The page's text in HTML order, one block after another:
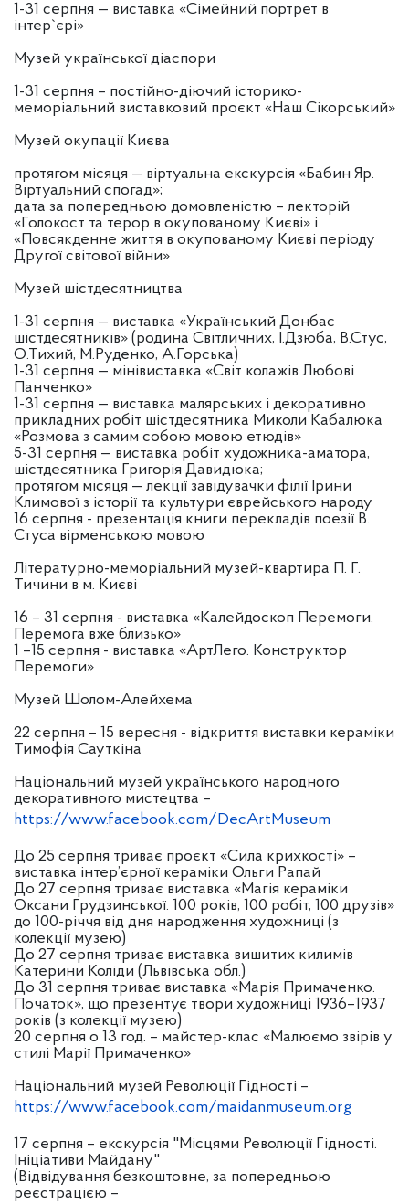
1-31 серпня — виставка «Сімейний портрет в
інтер`єрі»
Музей української діаспори
1-31 серпня – постійно-діючий історико-
меморіальний виставковий проєкт «Наш Сікорський»
Музей окупації Києва
протягом місяця — віртуальна екскурсія «Бабин Яр.
Віртуальний спогад»;
дата за попередньою домовленістю – лекторій
«Голокост та терор в окупованому Києві» і
«Повсякденне життя в окупованому Києві періоду
Другої світової війни»
Музей шістдесятництва
1-31 серпня — виставка «Український Донбас
шістдесятників» (родина Світличних, І.Дзюба, В.Стус,
О.Тихий, М.Руденко, А.Горська)
1-31 серпня — мінівиставка «Світ колажів Любові
Панченко»
1-31 серпня — виставка малярських і декоративно
прикладних робіт шістдесятника Миколи Кабалюка
«Розмова з самим собою мовою етюдів»
5-31 серпня — виставка робіт художника-аматора,
шістдесятника Григорія Давидюка;
протягом місяця — лекції завідувачки філії Ірини
Климової з історії та культури єврейського народу
16 серпня - презентація книги перекладів поезії В.
Стуса вірменською мовою
Літературно-меморіальний музей-квартира П. Г.
Тичини в м. Києві
16 – 31 серпня - виставка «Калейдоскоп Перемоги.
Перемога вже близько»
1 –15 серпня - виставка «АртЛего. Конструктор
Перемоги»
Музей Шолом-Алейхема
22 серпня – 15 вересня - відкриття виставки кераміки
Тимофія Сауткіна
Національний музей українського народного
декоративного мистецтва –
https://www.facebook.com/DecArtMuseum
До 25 серпня триває проєкт «Сила крихкості» –
виставка інтер’єрної кераміки Ольги Рапай
До 27 серпня триває виставка «Магія кераміки
Оксани Грудзинської. 100 років, 100 робіт, 100 друзів»
до 100-річчя від дня народження художниці (з
колекції музею)
До 27 серпня триває виставка вишитих килимів
Катерини Коліди (Львівська обл.)
До 31 серпня триває виставка «Марія Примаченко.
Початок», що презентує твори художниці 1936–1937
років (з колекції музею)
20 серпня о 13 год. – майстер-клас «Малюємо звірів у
стилі Марії Примаченко»
Національний музей Революції Гідності –
https://www.facebook.com/maidanmuseum.org
17 серпня – екскурсія "Місцями Революції Гідності.
Ініціативи Майдану"
(Відвідування безкоштовне, за попередньою
реєстрацією –